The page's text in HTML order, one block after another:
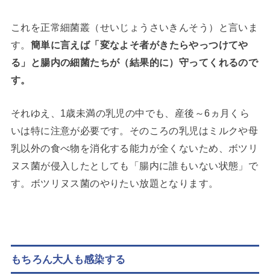
これを正常細菌叢（せいじょうさいきんそう）と言いま
す。 簡単に言えば「変なよそ者がきたらやっつけてや
る」と腸内の細菌たちが（結果的に）守ってくれるので
す。
それゆえ、1歳未満の乳児の中でも、産後～6ヵ月くら
いは特に注意が必要です。そのころの乳児はミルクや母
乳以外の食べ物を消化する能力が全くないため、ボツリ
ヌス菌が侵入したとしても「腸内に誰もいない状態」で
す。ボツリヌス菌のやりたい放題となります。
もちろん大人も感染する